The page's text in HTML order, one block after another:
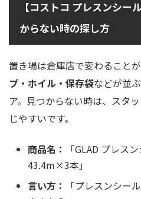
【コストコ プレスンシー
からない時の探し方
置き場は倉庫店で変わること
プ・ホイル・保存袋などが並
ア。見つからない時は、スタ
じやすいです。
商品名：
「GLAD プレス
43.4m×3本」
言い方：
「プレスンシー